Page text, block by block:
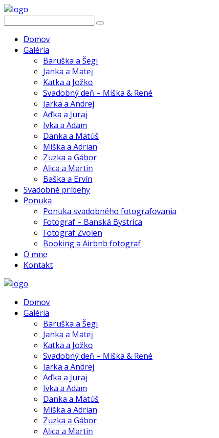
Domov
Galéria
Baruška a Šegi
Janka a Matej
Katka a Jožko
Svadobný deň – Miška & René
Jarka a Andrej
Aďka a Juraj
Ivka a Adam
Danka a Matúš
Miška a Adrian
Zuzka a Gábor
Alica a Martin
Baška a Ervín
Svadobné príbehy
Ponuka
Ponuka svadobného fotografovania
Fotograf – Banská Bystrica
Fotograf Zvolen
Booking a Airbnb fotograf
O mne
Kontakt
Domov
Galéria
Baruška a Šegi
Janka a Matej
Katka a Jožko
Svadobný deň – Miška & René
Jarka a Andrej
Aďka a Juraj
Ivka a Adam
Danka a Matúš
Miška a Adrian
Zuzka a Gábor
Alica a Martin